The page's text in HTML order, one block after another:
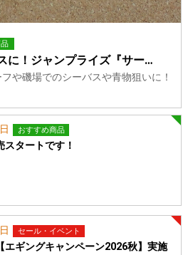
に！ジャンプライズ『サー…
や磯場でのシーバスや青物狙いに！
おすすめ商品
スタートです！
セール・イベント
エギングキャンペーン2026秋】実施